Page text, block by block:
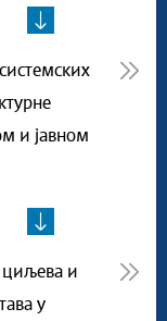
и јавном
и
у